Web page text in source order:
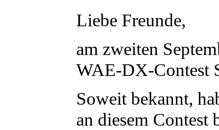
Liebe Freunde,
am zweiten
WAE-DX-Contest
Soweit bekannt,
an diesem Contest